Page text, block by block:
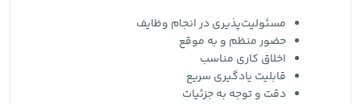
مسئولیت‌پذیری در انجام وظایف
حضور منظم و به موقع
اخلاق کاری مناسب
قابلیت یادگیری سریع
دقت و توجه به جزئیات